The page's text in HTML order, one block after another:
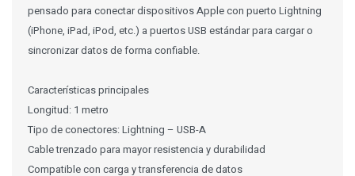
pensado para conectar dispositivos Apple con puerto Lightning
(iPhone, iPad, iPod, etc.) a puertos USB estándar para cargar o
sincronizar datos de forma confiable.
Características principales
Longitud: 1 metro
Tipo de conectores: Lightning – USB-A
Cable trenzado para mayor resistencia y durabilidad
Compatible con carga y transferencia de datos